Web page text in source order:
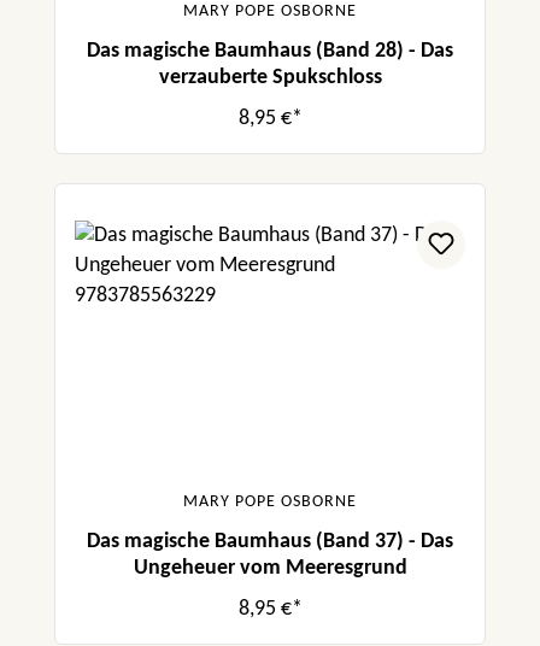
MARY POPE OSBORNE
Das magische Baumhaus (Band 28) - Das
verzauberte Spukschloss
8,95 €*
MARY POPE OSBORNE
Das magische Baumhaus (Band 37) - Das
Ungeheuer vom Meeresgrund
8,95 €*